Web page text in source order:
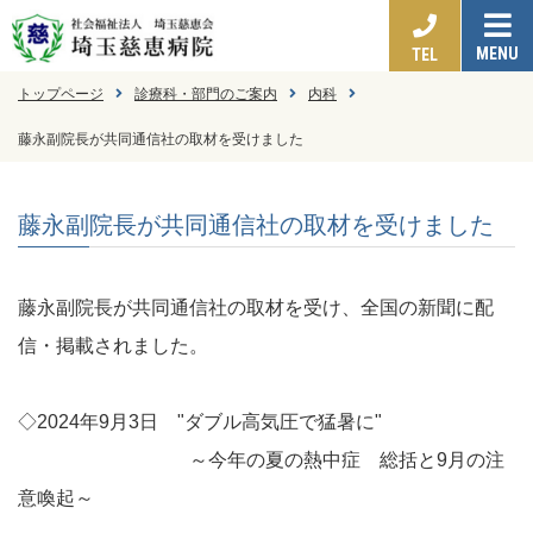
TEL MENU
トップページ 診療科・部門のご案内 内科
藤永副院長が共同通信社の取材を受けました
藤永副院長が共同通信社の取材を受けました
藤永副院長が共同通信社の取材を受け、全国の新聞に配
信・掲載されました。
◇2024年9月3日 "ダブル高気圧で猛暑に"
～今年の夏の熱中症 総括と9月の注
意喚起～